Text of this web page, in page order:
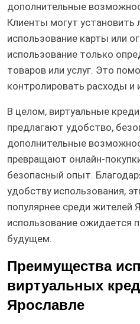
дополнительные
Клиенты могут установить
использование карты или
использование только
товаров или услуг. Это
контролировать расходы и
В целом, виртуальные
предлагают удобство,
дополнительные
превращают онлайн-
безопасный опыт.
удобству использования,
популярнее среди жителей
использование ожидается
будущем.
Преимущества
виртуальных
Ярославле